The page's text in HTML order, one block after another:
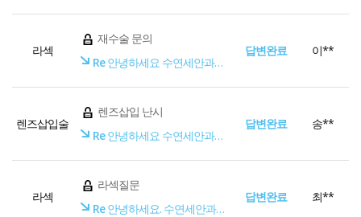
라섹
재수술 문의
Re안녕하세요 수연세안과입니다
답변완료 이**
렌즈삽입술
렌즈삽입 난시
Re안녕하세요 수연세안과입니다
답변완료 송**
라섹
라섹질문
Re안녕하세요. 수연세안과입니다.
답변완료 최**